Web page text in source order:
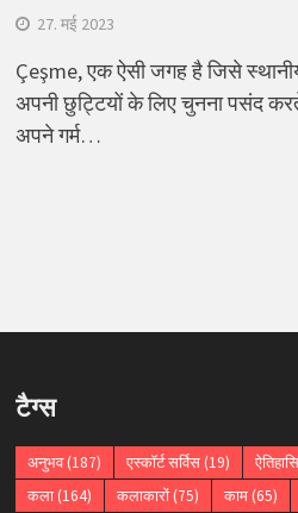
27. मई 2023
Çeşme, एक ऐसी जगह है जिसे
अपनी छुट्टियों के लिए चुनना पसंद
अपने गर्म…
टैग्स
अनुभव(187) एस्कॉर्ट सर्विस(19)
कला(164) कलाकारों(75) काम(65)